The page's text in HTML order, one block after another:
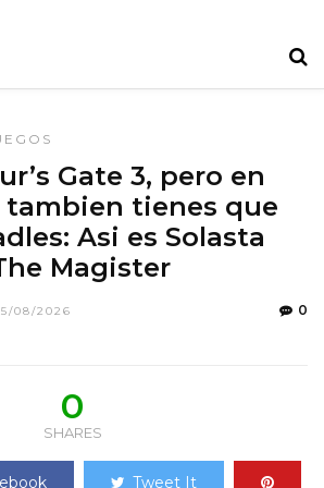
Gate 3, pero en
tambien tienes que
Asi es Solasta
Magister
08/2026 0
0
SHARES
Tweet It